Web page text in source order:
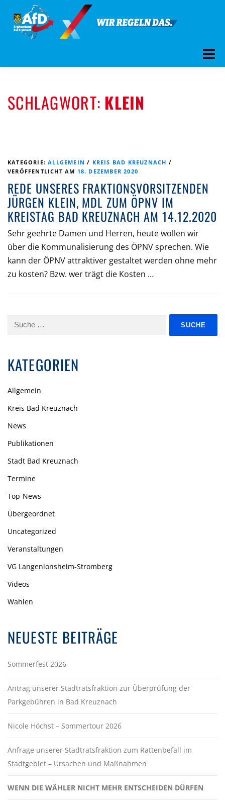
Inhalt
springen
Menü
TERMINE MITMACHEN! KONTAKT
SCHLAGWORT: KLEIN
KATEGORIE:ALLGEMEIN / KREIS BAD KREUZNACH /
VERÖFFENTLICHT AM 18. DEZEMBER 2020
REDE UNSERES FRAKTIONSVORSITZENDEN
JÜRGEN KLEIN, MDL ZUM ÖPNV IM
KREISTAG BAD KREUZNACH AM 14.12.2020
Sehr geehrte Damen und Herren, heute wollen wir
über die Kommunalisierung des ÖPNV sprechen. Wie
kann der ÖPNV attraktiver gestaltet werden ohne mehr
zu kosten? Bzw. wer trägt die Kosten …
Suche
KATEGORIEN
Allgemein
Kreis Bad Kreuznach
News
Publikationen
Stadt Bad Kreuznach
Termine
Top-News
Übergeordnet
Uncategorized
Veranstaltungen
VG Langenlonsheim-Stromberg
Videos
Wahlen
NEUESTE BEITRÄGE
Sommerfest 2026
Antrag unserer Stadtratsfraktion zur Überprüfung der
Parkgebühren in Bad Kreuznach
Nicole Höchst – Sommertour 2026
Anfrage unserer Stadtratsfraktion zum Rattenbefall im
Stadtgebiet – Ursachen und Maßnahmen
WENN DIE WÄHLER NICHT MEHR ENTSCHEIDEN DÜRFEN